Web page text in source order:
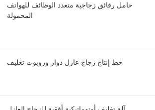
حامل رقائق زجاجية متعدد الوظائف للهواتف
المحمولة
خط إنتاج زجاج عازل دوار وروبوت تغليف